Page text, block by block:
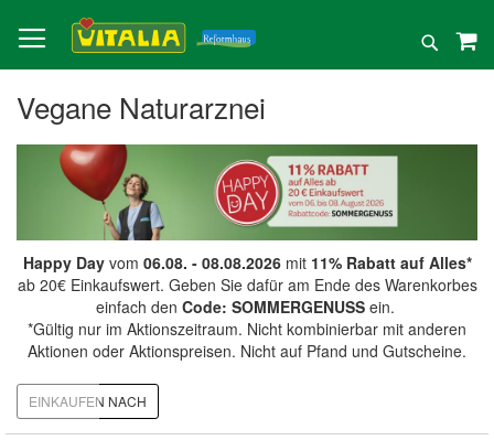
zum
Inhalt
Suche
Vegane Naturarznei
Happy Dayvom 06.08. - 08.08.2026mit 11% Rabatt auf Alles*
ab 20€ Einkaufswert. Geben Sie dafür am Ende des Warenkorbes
einfach den Code: SOMMERGENUSSein.
*Gültig nur im Aktionszeitraum. Nicht kombinierbar mit anderen
Aktionen oder Aktionspreisen. Nicht auf Pfand und Gutscheine.
EINKAUFEN NACH